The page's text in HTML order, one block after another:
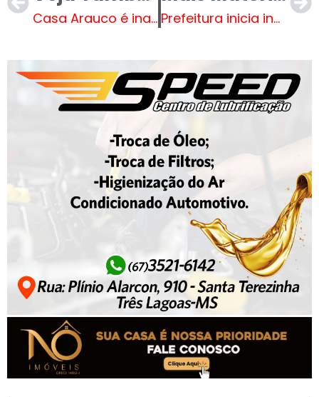
Casa Arauco é inaugurada em Inocência (MS) com grande celebração e espírito natalino Prefeitura inicia instalação de câmeras de monitoramento nas lixeiras dos ranchos de Três Lagoas